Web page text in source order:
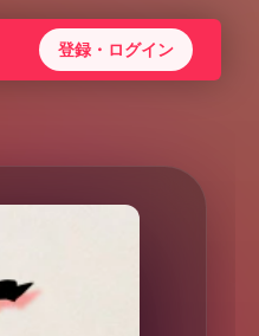
登録・ログイン